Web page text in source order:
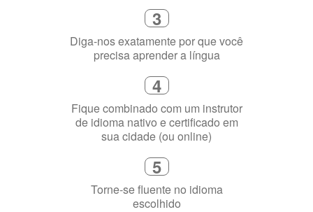
2
Selecione uma duração de curso
flexível que se ajuste à sua agenda
3
Diga-nos exatamente por que você
precisa aprender a língua
4
Fique combinado com um instrutor
de idioma nativo e certificado em
sua cidade (ou online)